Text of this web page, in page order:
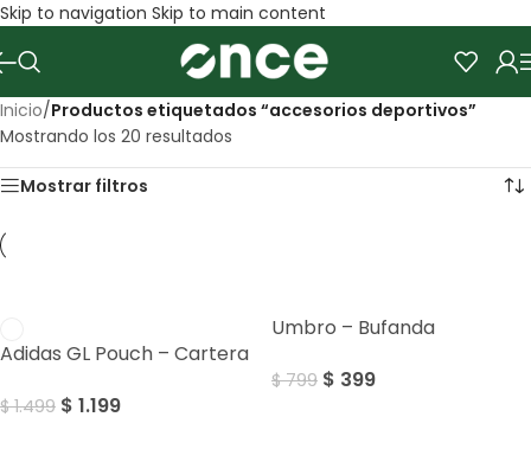
Skip to navigation Skip to main content
Inicio/Productos etiquetados “accesorios deportivos”
Mostrando los 20 resultados
Mostrar filtros
Adidas GL Pouch – Cartera
$1.499 $ 1.199
Umbro – Bufanda
$799 $ 399